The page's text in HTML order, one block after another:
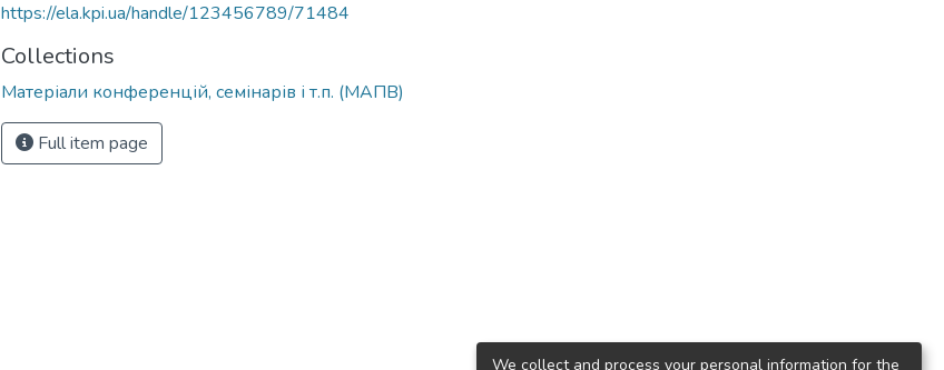
https://ela.kpi.ua/handle/123456789/71484
Collections
Матеріали конференцій, семінарів і т.п. (МАПВ)
Full item page
We collect and process your personal information for the